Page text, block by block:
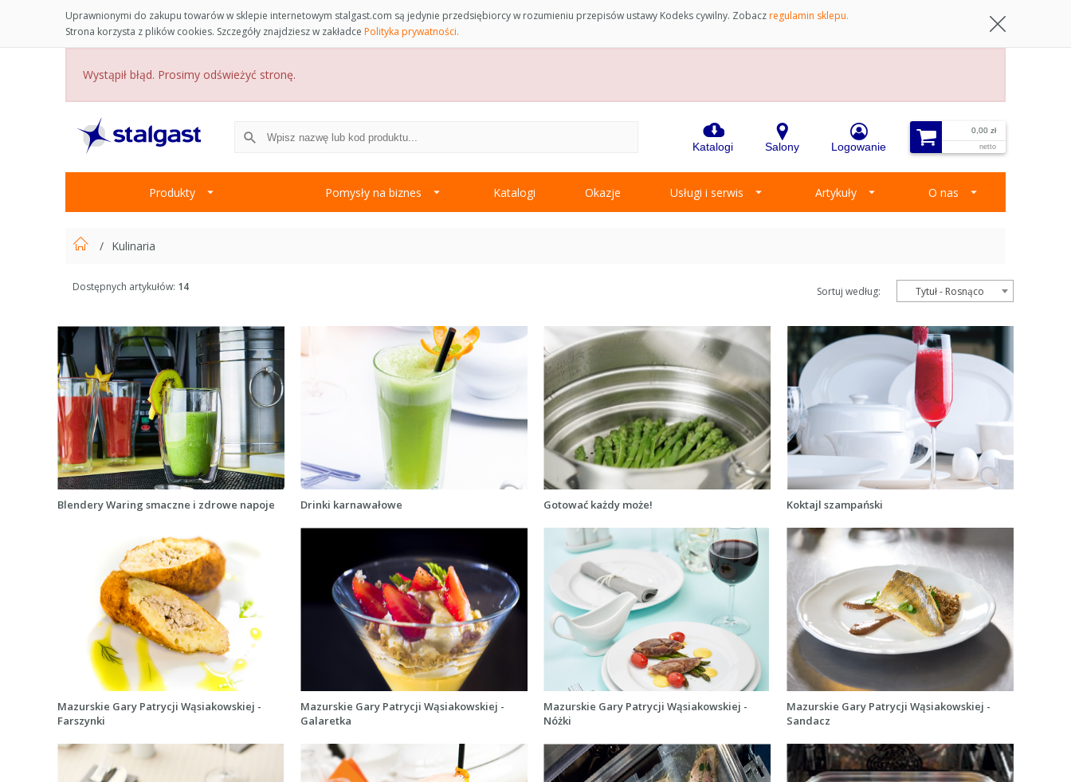
Uprawnionymi do zakupu towarów w sklepie internetowym stalgast.com są jedynie przedsiębiorcy w rozumieniu przepisów ustawy Kodeks cywilny. Zobaczregulamin sklepu.
Strona korzysta z plików cookies. Szczegóły znajdziesz w zakładce Polityka prywatności.
Wystąpił błąd. Prosimy odświeżyć stronę.
Katalogi Salony Logowanie
0,00 zł
netto
Produkty Pomysły na biznes Katalogi Okazje Usługi i serwis Artykuły O nas
Kulinaria
Dostępnych artykułów: 14 Sortuj według: Tytuł - Rosnąco
Blendery Waring smaczne i zdrowe napoje Drinki karnawałowe Gotować każdy może! Koktajl szampański
Mazurskie Gary Patrycji Wąsiakowskiej -
Farszynki
Mazurskie Gary Patrycji Wąsiakowskiej -
Galaretka
Mazurskie Gary Patrycji Wąsiakowskiej -
Nóżki
Mazurskie Gary Patrycji Wąsiakowskiej -
Sandacz